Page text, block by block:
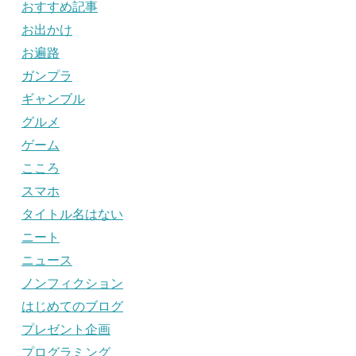
おすすめ記事
お出かけ
お遍路
ガンプラ
ギャンブル
グルメ
ゲーム
こころ
スマホ
タイトル名はない
ニート
ニュース
ノンフィクション
はじめてのブログ
プレゼント企画
プログラミング